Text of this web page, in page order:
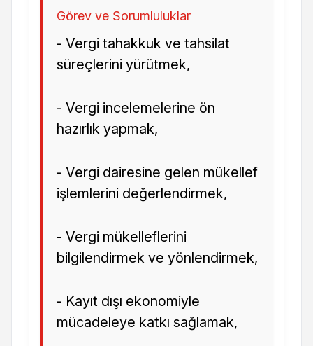
Görev ve Sorumluluklar
- Vergi tahakkuk ve tahsilat
süreçlerini yürütmek,
- Vergi incelemelerine ön
hazırlık yapmak,
- Vergi dairesine gelen mükellef
işlemlerini değerlendirmek,
- Vergi mükelleflerini
bilgilendirmek ve yönlendirmek,
- Kayıt dışı ekonomiyle
mücadeleye katkı sağlamak,